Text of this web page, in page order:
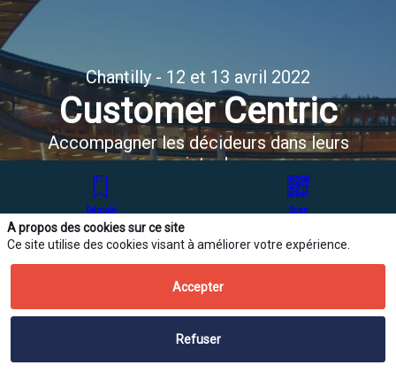
Chantilly - 12 et 13 avril 2022
Customer Centric
Accompagner les décideurs dans leurs
projets de
Gestion de la Relation Client et Social
Se connecter Espace partenaire
Déroulé Scan
A propos des cookies sur ce site
Ce site utilise des cookies visant à améliorer votre expérience.
Accepter
Refuser